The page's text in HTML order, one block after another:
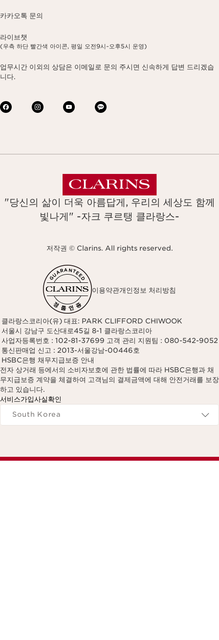
카카오톡 문의
라이브챗
(우측 하단 빨간색 아이콘, 평일 오전9시~오후5시 운영)
업무시간 이외의 상담은 이메일로 문의 주시면 신속하게 답변 드리겠습
니다.
"당신의 삶이 더욱 아름답게, 우리의 세상도 함께
빛나게" -자크 쿠르탱 클라랑스-
저작권 © Clarins. All rights reserved.
이용약관개인정보 처리방침
클라랑스코리아(유) 대표: PARK CLIFFORD CHIWOOK
서울시 강남구 도산대로45길 8-1 클라랑스코리아
사업자등록번호 : 102-81-37699 고객 관리 지원팀 : 080-542-9052
통신판매업 신고 : 2013-서울강남-00446호
HSBC은행 채무지급보증 안내
전자 상거래 등에서의 소비자보호에 관한 법률에 따라 HSBC은행과 채
무지급보증 계약을 체결하여 고객님의 결제금액에 대해 안전거래를 보장
하고 있습니다.
서비스가입사실확인
Navigates to
South Korea